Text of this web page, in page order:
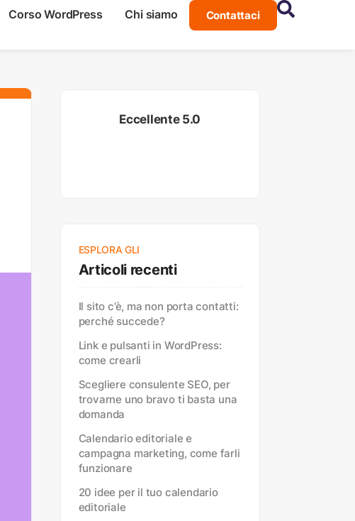
Corso WordPress Chi siamo Contattaci
Eccellente 5.0
ESPLORA GLI
Articoli recenti
Il sito c’è, ma non porta contatti:
perché succede?
Link e pulsanti in WordPress:
come crearli
Scegliere consulente SEO, per
trovarne uno bravo ti basta una
domanda
Calendario editoriale e
campagna marketing, come farli
funzionare
20 idee per il tuo calendario
editoriale